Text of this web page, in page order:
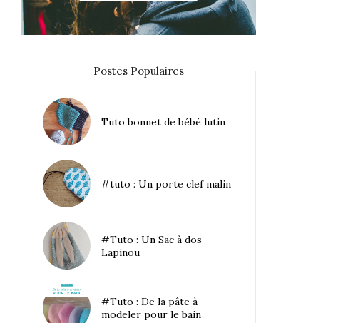
Postes Populaires
Tuto bonnet de bébé lutin
#tuto : Un porte clef malin
#Tuto : Un Sac à dos
Lapinou
#Tuto : De la pâte à
modeler pour le bain